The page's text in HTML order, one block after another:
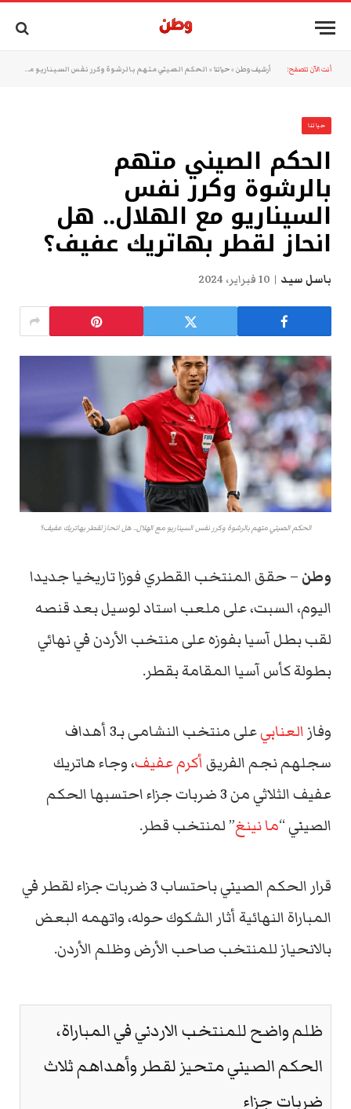
أنت الآن تتصفح: أرشيف وطن »حياتنا » الحكم الصيني متهم بالرشوة وكرر نفس السيناريو مع الهلال.. هل انحاز لقطر بهاتريك عفيف؟
حياتنا
الحكم الصيني متهم
بالرشوة وكرر نفس
السيناريو مع الهلال.. هل
انحاز لقطر بهاتريك عفيف؟
باسل سيد 10 فبراير، 2024
الحكم الصيني متهم بالرشوة وكرر نفس السيناريو مع الهلال.. هل انحاز لقطر بهاتريك عفيف؟
وطن – حقق المنتخب القطري فوزا تاريخيا جديدا
اليوم، السبت، على ملعب استاد لوسيل بعد قنصه
لقب بطل آسيا بفوزه على منتخب الأردن في نهائي
بطولة كأس آسيا المقامة بقطر.
وفاز العنابي
على منتخب النشامى بـ3 أهداف
سجلهم نجم الفريقأكرم عفيف، وجاء هاتريك
عفيف الثلاثي من 3 ضربات جزاء احتسبها الحكم
الصيني “ما نينغ” لمنتخب قطر.
قرار الحكم الصيني باحتساب 3 ضربات جزاء لقطر في
المباراة النهائية أثار الشكوك حوله، واتهمه البعض
بالانحياز للمنتخب صاحب الأرض وظلم الأردن.
ظلم واضح للمنتخب الاردني في المباراة،
الحكم الصيني متحيز لقطر وأهداهم ثلاث
ضربات جزاء